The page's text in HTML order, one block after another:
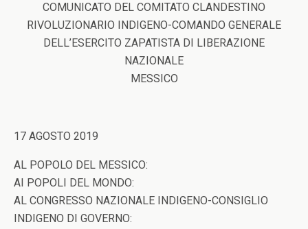
COMUNICATO DEL COMITATO CLANDESTINO
RIVOLUZIONARIO INDIGENO-COMANDO GENERALE
DELL’ESERCITO ZAPATISTA DI LIBERAZIONE
NAZIONALE
MESSICO
17 AGOSTO 2019
AL POPOLO DEL MESSICO:
AI POPOLI DEL MONDO:
AL CONGRESSO NAZIONALE INDIGENO-CONSIGLIO
INDIGENO DI GOVERNO: